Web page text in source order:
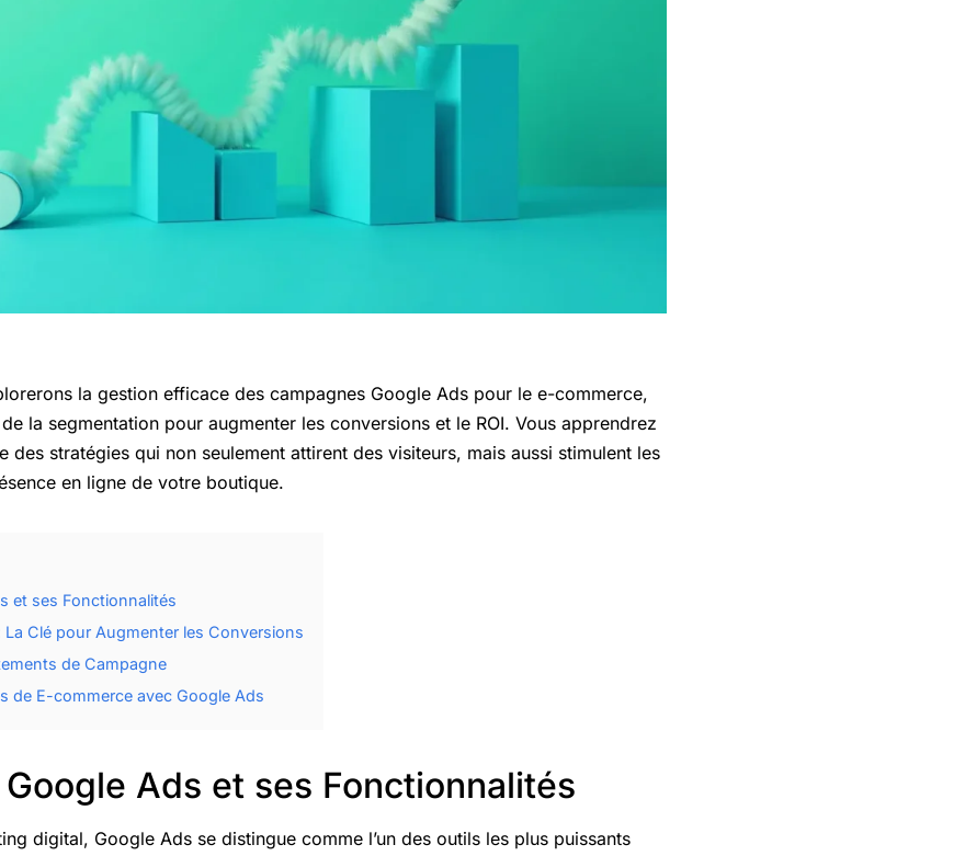
la gestion efficace des campagnes Google Ads pour le e-commerce,
la segmentation pour augmenter les conversions et le ROI. Vous apprendrez
stratégies qui non seulement attirent des visiteurs, mais aussi stimulent les
en ligne de votre boutique.
et ses Fonctionnalités
La Clé pour Augmenter les Conversions
de Campagne
de E-commerce avec Google Ads
Ads et ses Fonctionnalités
digital, Google Ads se distingue comme l’un des outils les plus puissants